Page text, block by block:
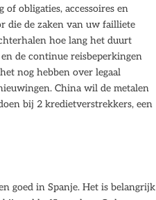
obligaties, accessoires en
die de zaken van uw failliete
hoe lang het duurt
de continue reisbeperkingen
nog hebben over legaal
China wil de metalen
bij 2 kredietverstrekkers, een
goed in Spanje. Het is belangrijk